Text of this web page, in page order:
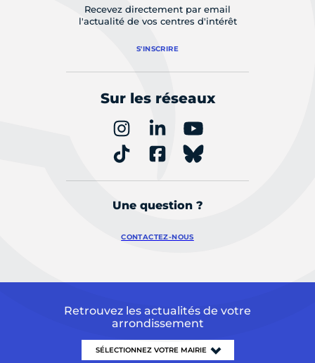
Recevez directement par email
l'actualité de vos centres d'intérêt
S'INSCRIRE
Sur les réseaux
Une question ?
CONTACTEZ-NOUS
Retrouvez les actualités de votre
arrondissement